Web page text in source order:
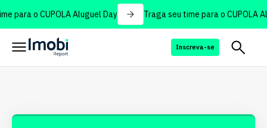
para o CUPOLA Aluguel Day Traga seu time para o CUPOLA
Inscreva-se